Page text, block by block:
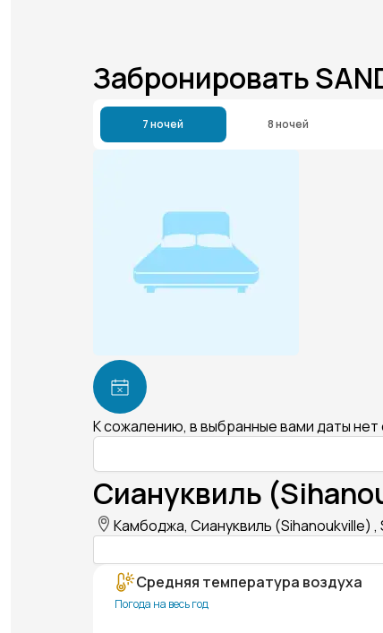
Забронировать
7 ночей 8 ночей
К сожалению, в выбранные вами даты
Сиануквиль
Камбоджа, Сиануквиль (Sihanoukville) ,
Средняя температура воздуха
Погода на весь год